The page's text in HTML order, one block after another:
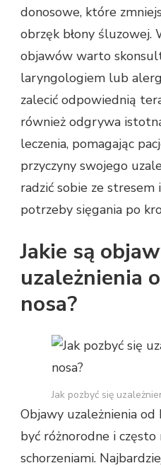
donosowe, które
obrzęk błony śluzowej.
objawów warto
laryngologiem lub
zalecić odpowiednią
również odgrywa
leczenia, pomagając
przyczyny swojego
radzić sobie ze stresem
potrzeby sięgania po
Jakie są
uzależnienia
nosa?
Jak pozbyć się
Objawy uzależnienia
być różnorodne i
schorzeniami.